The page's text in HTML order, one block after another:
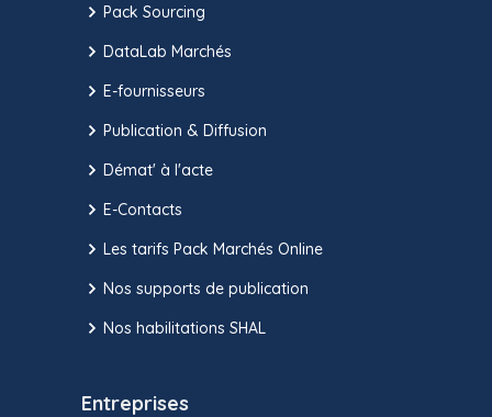
Pack Sourcing
DataLab Marchés
E-fournisseurs
Publication & Diffusion
Démat' à l'acte
E-Contacts
Les tarifs Pack Marchés Online
Nos supports de publication
Nos habilitations SHAL
Entreprises